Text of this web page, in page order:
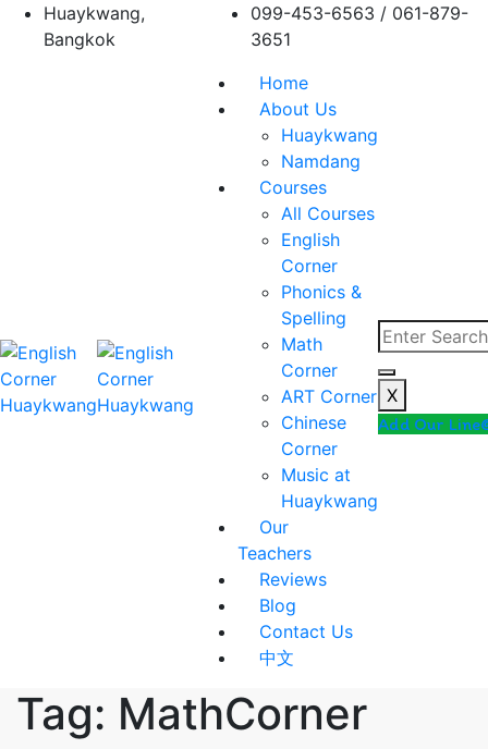
Skip
Huaykwang,
Bangkok
099-453-6563 / 061-879-
3651
Home
About Us
Huaykwang
Namdang
Courses
All Courses
English
Corner
Phonics &
Spelling
Math
Corner
ART Corner
Chinese
Corner
Music at
Huaykwang
Our
Teachers
Reviews
Blog
Contact Us
中文
X
Add Our
Tag: MathCorner